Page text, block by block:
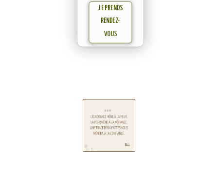
JE PRENDS
RENDEZ-
VOUS